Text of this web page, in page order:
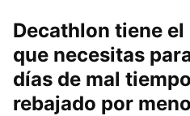
Decathlon tiene
que necesitas
días de mal
rebajado por